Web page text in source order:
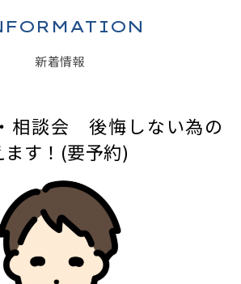
新着情報
相談会 後悔しない為の
す！(要予約)